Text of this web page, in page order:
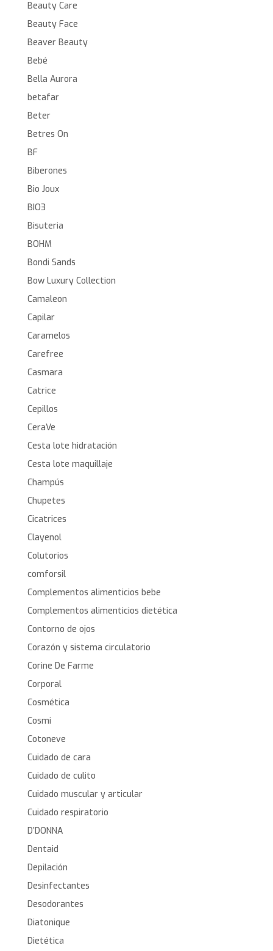
Beauty Care
Beauty Face
Beaver Beauty
Bebé
Bella Aurora
betafar
Beter
Betres On
BF
Biberones
Bio Joux
BIO3
Bisuteria
BOHM
Bondi Sands
Bow Luxury Collection
Camaleon
Capilar
Caramelos
Carefree
Casmara
Catrice
Cepillos
CeraVe
Cesta lote hidratación
Cesta lote maquillaje
Champús
Chupetes
Cicatrices
Clayenol
Colutorios
comforsil
Complementos alimenticios bebe
Complementos alimenticios dietética
Contorno de ojos
Corazón y sistema circulatorio
Corine De Farme
Corporal
Cosmética
Cosmi
Cotoneve
Cuidado de cara
Cuidado de culito
Cuidado muscular y articular
Cuidado respiratorio
D’DONNA
Dentaid
Depilación
Desinfectantes
Desodorantes
Diatonique
Dietética